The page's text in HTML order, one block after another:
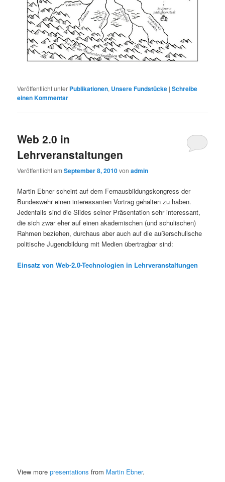
Veröffentlicht unter Publikationen, Unsere Fundstücke |Schreibe
einen Kommentar
Web 2.0 in
Lehrveranstaltungen
Veröffentlicht amSeptember 8, 2010vonadmin
Martin Ebner scheint auf dem Fernausbildungskongress der
Bundeswehr einen interessanten Vortrag gehalten zu haben.
Jedenfalls sind die Slides seiner Präsentation sehr interessant,
die sich zwar eher auf einen akademischen (und schulischen)
Rahmen beziehen, durchaus aber auch auf die außerschulische
politische Jugendbildung mit Medien übertragbar sind:
Einsatz von Web-2.0-Technologien in Lehrveranstaltungen
View morepresentations from Martin Ebner.